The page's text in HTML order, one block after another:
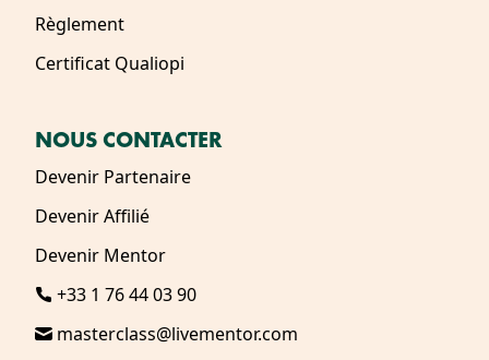
Règlement
Certificat Qualiopi
NOUS CONTACTER
Devenir Partenaire
Devenir Affilié
Devenir Mentor
+33 1 76 44 03 90
masterclass@livementor.com